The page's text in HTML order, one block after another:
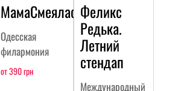
МамаСмеялась
Одесская
филармония
от 390 грн
Феликс
Редька.
Летний
стендап
Международный